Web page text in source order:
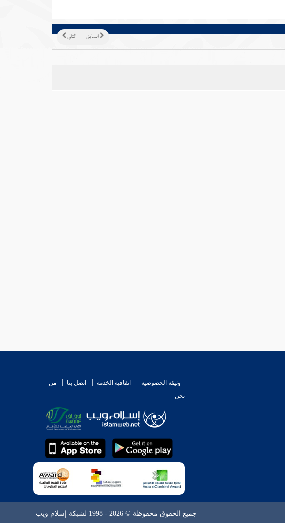
التالي السابق
وثيقة الخصوصية اتفاقية الخدمة اتصل بنا
من
نحن
جميع الحقوق محفوظة © 2026 - 1998 لشبكة إسلام ويب